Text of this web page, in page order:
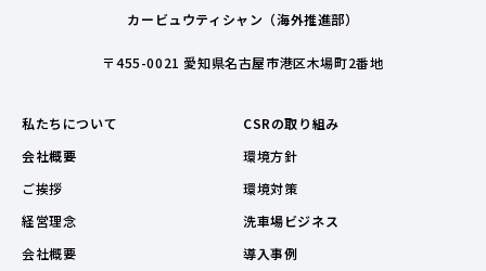
カービュウティシャン（海外推進部）
〒455-0021 愛知県名古屋市港区木場町2番地
私たちについて
会社概要
ご挨拶
経営理念
会社概要
CSRの取り組み
環境方針
環境対策
洗車場ビジネス
導入事例